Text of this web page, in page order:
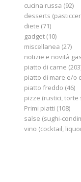
cucina russa (92)
desserts
diete (71)
gadget (10)
miscellanea (27)
notizie e novità
piatto di carne
piatto di mare e/o
piatto freddo (46)
pizze (rustici, torte
Primi piatti (108)
salse (sughi-
vino (cocktail,